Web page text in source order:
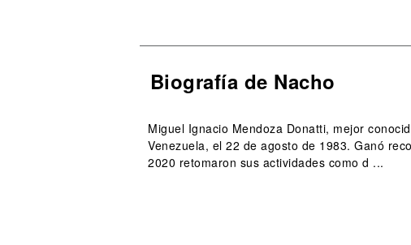
Biografía de Nacho
Miguel Ignacio Mendoza Donatti, mejor
Venezuela, el 22 de agosto de 1983. Ganó
2020 retomaron sus actividades como d ...